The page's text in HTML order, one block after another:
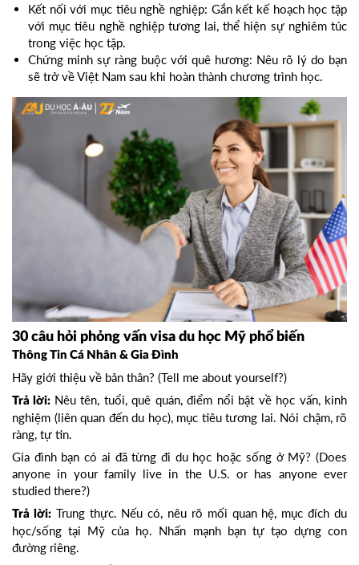
Kết nối với mục tiêu nghề nghiệp: Gắn kết kế hoạch học tập
với mục tiêu nghề nghiệp tương lai, thể hiện sự nghiêm túc
trong việc học tập.
Chứng minh sự ràng buộc với quê hương: Nêu rõ lý do bạn
sẽ trở về Việt Nam sau khi hoàn thành chương trình học.
30 câu hỏi phỏng vấn visa du học Mỹ phổ biến
Thông Tin Cá Nhân & Gia Đình
Hãy giới thiệu về bản thân? (Tell me about yourself?)
Trả lời: Nêu tên, tuổi, quê quán, điểm nổi bật về học vấn, kinh
nghiệm (liên quan đến du học), mục tiêu tương lai. Nói chậm, rõ
ràng, tự tin.
Gia đình bạn có ai đã từng đi du học hoặc sống ở Mỹ? (Does
anyone in your family live in the U.S. or has anyone ever
studied there?)
Trả lời:Trung thực. Nếu có, nêu rõ mối quan hệ, mục đích du
học/sống tại Mỹ của họ. Nhấn mạnh bạn tự tạo dựng con
đường riêng.